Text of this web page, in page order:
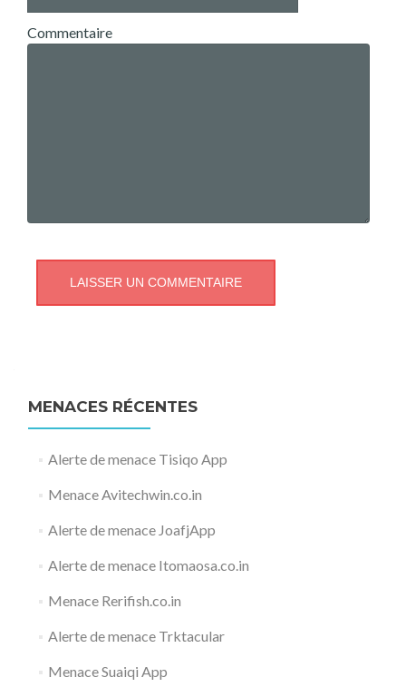
Commentaire
MENACES RÉCENTES
Alerte de menace Tisiqo App
Menace Avitechwin.co.in
Alerte de menace JoafjApp
Alerte de menace Itomaosa.co.in
Menace Rerifish.co.in
Alerte de menace Trktacular
Menace Suaiqi App